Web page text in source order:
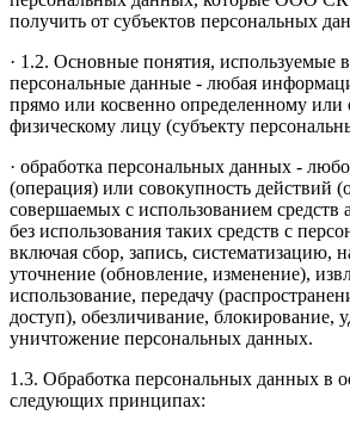
получить от субъектов персональных
· 1.2. Основные понятия, используемые
персональные данные - любая
прямо или косвенно определенному или
физическому лицу (субъекту
· обработка персональных данных -
(операция) или совокупность действий
совершаемых с использованием средств
без использования таких средств с
включая сбор, запись, систематизацию,
уточнение (обновление, изменение),
использование, передачу
доступ), обезличивание, блокирование,
уничтожение персональных данных.
1.3. Обработка персональных данных в
следующих принципах: